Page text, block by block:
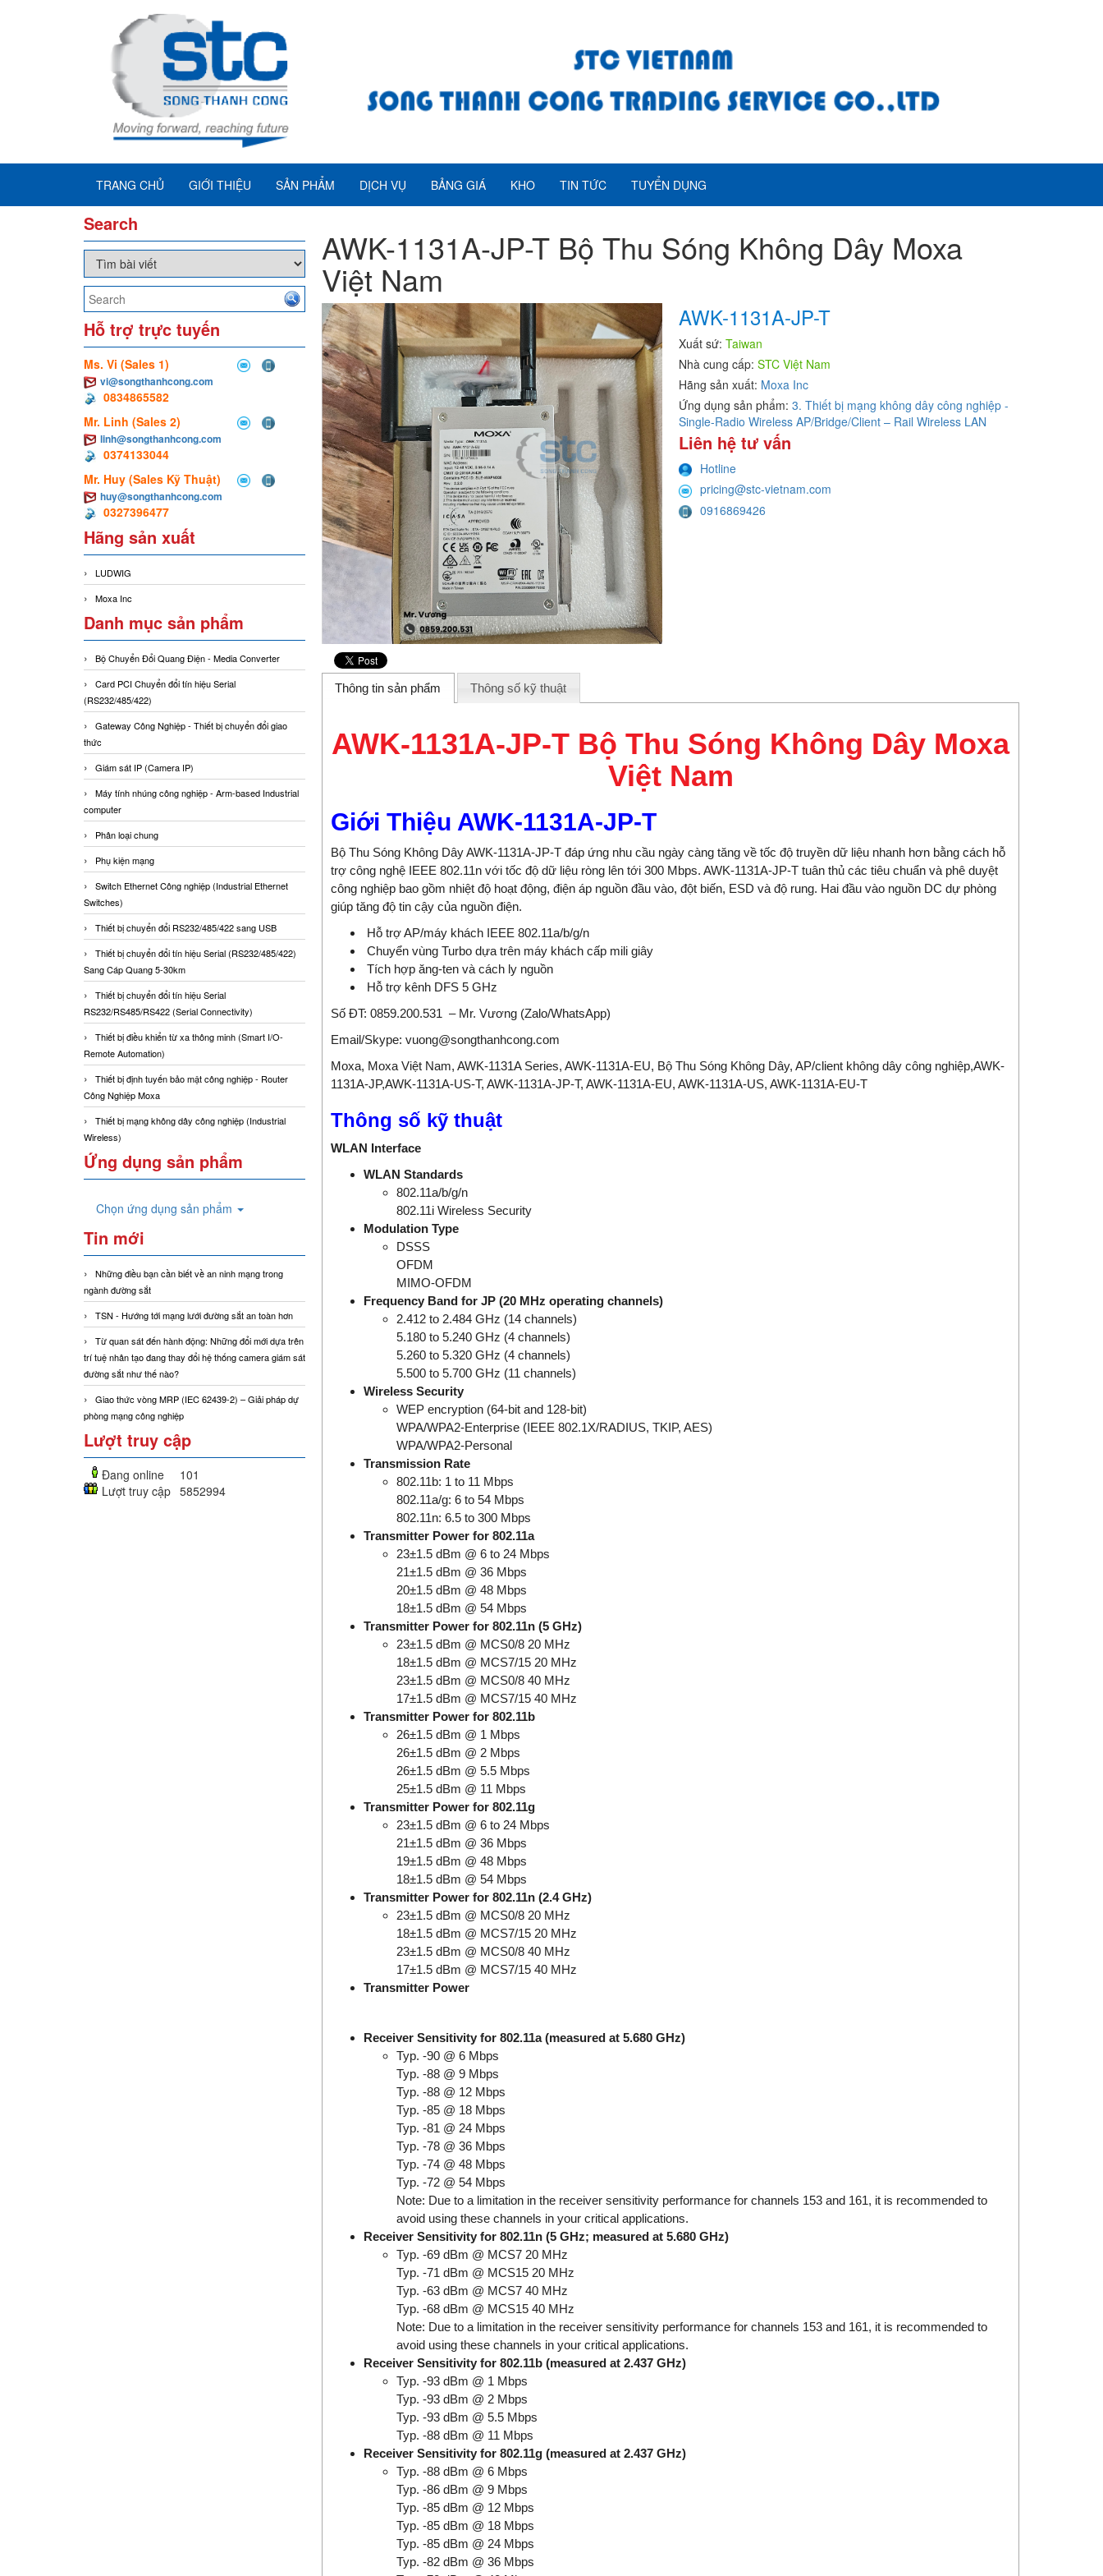
TRANG CHỦ GIỚI THIỆU SẢN PHẨM DỊCH VỤ BẢNG GIÁ KHO TIN TỨC TUYỂN DỤNG
Search
Hỗ trợ trực tuyến
Ms. Vi (Sales 1)
vi@songthanhcong.com
0834865582
Mr. Linh (Sales 2)
linh@songthanhcong.com
0374133044
Mr. Huy (Sales Kỹ Thuật)
huy@songthanhcong.com
0327396477
Hãng sản xuất
LUDWIG
Moxa Inc
Danh mục sản phẩm
Bộ Chuyển Đổi Quang Điện - Media Converter
Card PCI Chuyển đổi tín hiệu Serial
(RS232/485/422)
Gateway Công Nghiệp - Thiết bị chuyển đổi giao
thức
Giám sát IP (Camera IP)
Máy tính nhúng công nghiệp - Arm-based Industrial
computer
Phân loại chung
Phụ kiện mạng
Switch Ethernet Công nghiệp (Industrial Ethernet
Switches)
Thiết bị chuyển đổi RS232/485/422 sang USB
Thiết bị chuyển đổi tín hiệu Serial (RS232/485/422)
Sang Cáp Quang 5-30km
Thiết bị chuyển đổi tín hiệu Serial
RS232/RS485/RS422 (Serial Connectivity)
Thiết bị điều khiển từ xa thông minh (Smart I/O-
Remote Automation)
Thiết bị định tuyến bảo mật công nghiệp - Router
Công Nghiệp Moxa
Thiết bị mạng không dây công nghiệp (Industrial
Wireless)
Ứng dụng sản phẩm
Chọn ứng dụng sản phẩm
Tin mới
Những điều bạn cần biết về an ninh mạng trong
ngành đường sắt
TSN - Hướng tới mạng lưới đường sắt an toàn hơn
Từ quan sát đến hành động: Những đổi mới dựa trên
trí tuệ nhân tạo đang thay đổi hệ thống camera giám sát
đường sắt như thế nào?
Giao thức vòng MRP (IEC 62439-2) – Giải pháp dự
phòng mạng công nghiệp
Lượt truy cập
Đang online
101
Lượt truy cập 5852994
AWK-1131A-JP-T Bộ Thu Sóng Không Dây Moxa
Việt Nam
AWK-1131A-JP-T
Xuất sứ: Taiwan
Nhà cung cấp: STC Việt Nam
Hãng sản xuất: Moxa Inc
Ứng dụng sản phẩm: 3. Thiết bị mạng không dây công nghiệp -
Single-Radio Wireless AP/Bridge/Client – Rail Wireless LAN
Liên hệ tư vấn
Hotline
pricing@stc-vietnam.com
0916869426
Thông tin sản phẩm Thông số kỹ thuật
AWK-1131A-JP-T Bộ Thu Sóng Không Dây Moxa
Việt Nam
Giới Thiệu AWK-1131A-JP-T
Bộ Thu Sóng Không Dây AWK-1131A-JP-T đáp ứng nhu cầu ngày càng tăng về tốc độ truyền dữ liệu nhanh hơn bằng cách hỗ
trợ công nghệ IEEE 802.11n với tốc độ dữ liệu ròng lên tới 300 Mbps. AWK-1131A-JP-T tuân thủ các tiêu chuẩn và phê duyệt
công nghiệp bao gồm nhiệt độ hoạt động, điện áp nguồn đầu vào, đột biến, ESD và độ rung. Hai đầu vào nguồn DC dự phòng
giúp tăng độ tin cậy của nguồn điện.
Hỗ trợ AP/máy khách IEEE 802.11a/b/g/n
Chuyển vùng Turbo dựa trên máy khách cấp mili giây
Tích hợp ăng-ten và cách ly nguồn
Hỗ trợ kênh DFS 5 GHz
Số ĐT: 0859.200.531 – Mr. Vương (Zalo/WhatsApp)
Email/Skype: vuong@songthanhcong.com
Moxa, Moxa Việt Nam, AWK-1131A Series, AWK-1131A-EU, Bộ Thu Sóng Không Dây, AP/client không dây công nghiệp,AWK-
1131A-JP,AWK-1131A-US-T, AWK-1131A-JP-T, AWK-1131A-EU, AWK-1131A-US, AWK-1131A-EU-T
Thông số kỹ thuật
WLAN Interface
WLAN Standards
802.11a/b/g/n
802.11i Wireless Security
Modulation Type
DSSS
OFDM
MIMO-OFDM
Frequency Band for JP (20 MHz operating channels)
2.412 to 2.484 GHz (14 channels)
5.180 to 5.240 GHz (4 channels)
5.260 to 5.320 GHz (4 channels)
5.500 to 5.700 GHz (11 channels)
Wireless Security
WEP encryption (64-bit and 128-bit)
WPA/WPA2-Enterprise (IEEE 802.1X/RADIUS, TKIP, AES)
WPA/WPA2-Personal
Transmission Rate
802.11b: 1 to 11 Mbps
802.11a/g: 6 to 54 Mbps
802.11n: 6.5 to 300 Mbps
Transmitter Power for 802.11a
23±1.5 dBm @ 6 to 24 Mbps
21±1.5 dBm @ 36 Mbps
20±1.5 dBm @ 48 Mbps
18±1.5 dBm @ 54 Mbps
Transmitter Power for 802.11n (5 GHz)
23±1.5 dBm @ MCS0/8 20 MHz
18±1.5 dBm @ MCS7/15 20 MHz
23±1.5 dBm @ MCS0/8 40 MHz
17±1.5 dBm @ MCS7/15 40 MHz
Transmitter Power for 802.11b
26±1.5 dBm @ 1 Mbps
26±1.5 dBm @ 2 Mbps
26±1.5 dBm @ 5.5 Mbps
25±1.5 dBm @ 11 Mbps
Transmitter Power for 802.11g
23±1.5 dBm @ 6 to 24 Mbps
21±1.5 dBm @ 36 Mbps
19±1.5 dBm @ 48 Mbps
18±1.5 dBm @ 54 Mbps
Transmitter Power for 802.11n (2.4 GHz)
23±1.5 dBm @ MCS0/8 20 MHz
18±1.5 dBm @ MCS7/15 20 MHz
23±1.5 dBm @ MCS0/8 40 MHz
17±1.5 dBm @ MCS7/15 40 MHz
Transmitter Power
Receiver Sensitivity for 802.11a (measured at 5.680 GHz)
Typ. -90 @ 6 Mbps
Typ. -88 @ 9 Mbps
Typ. -88 @ 12 Mbps
Typ. -85 @ 18 Mbps
Typ. -81 @ 24 Mbps
Typ. -78 @ 36 Mbps
Typ. -74 @ 48 Mbps
Typ. -72 @ 54 Mbps
Note: Due to a limitation in the receiver sensitivity performance for channels 153 and 161, it is recommended to
avoid using these channels in your critical applications.
Receiver Sensitivity for 802.11n (5 GHz; measured at 5.680 GHz)
Typ. -69 dBm @ MCS7 20 MHz
Typ. -71 dBm @ MCS15 20 MHz
Typ. -63 dBm @ MCS7 40 MHz
Typ. -68 dBm @ MCS15 40 MHz
Note: Due to a limitation in the receiver sensitivity performance for channels 153 and 161, it is recommended to
avoid using these channels in your critical applications.
Receiver Sensitivity for 802.11b (measured at 2.437 GHz)
Typ. -93 dBm @ 1 Mbps
Typ. -93 dBm @ 2 Mbps
Typ. -93 dBm @ 5.5 Mbps
Typ. -88 dBm @ 11 Mbps
Receiver Sensitivity for 802.11g (measured at 2.437 GHz)
Typ. -88 dBm @ 6 Mbps
Typ. -86 dBm @ 9 Mbps
Typ. -85 dBm @ 12 Mbps
Typ. -85 dBm @ 18 Mbps
Typ. -85 dBm @ 24 Mbps
Typ. -82 dBm @ 36 Mbps